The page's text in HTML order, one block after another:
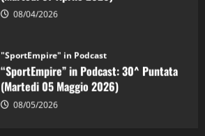
08/04/2026
"SportEmpire" in Podcast
“SportEmpire” in Podcast: 30^ Puntata
(Martedi 05 Maggio 2026)
08/05/2026